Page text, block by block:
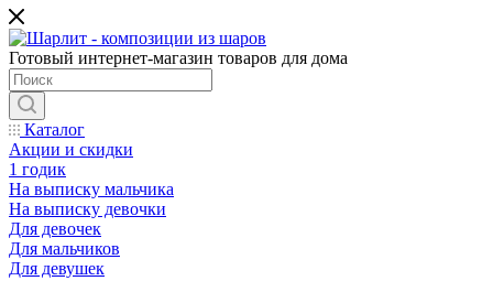
Готовый интернет-магазин товаров для дома
Каталог
Акции и скидки
1 годик
На выписку мальчика
На выписку девочки
Для девочек
Для мальчиков
Для девушек